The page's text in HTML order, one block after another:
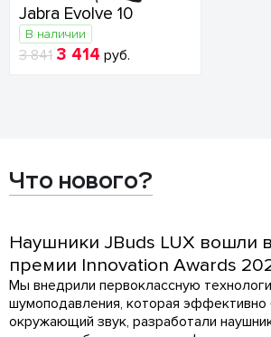
Jabra Evolve 10
В наличии
3 841 3 414 руб.
Что нового?
Наушники JBuds LUX вошли
премии Innovation Awards
Мы внедрили первоклассную
шумоподавления, которая эффективно
окружающий звук, разработали